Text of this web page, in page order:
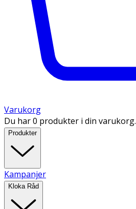
Varukorg
Du har 0 produkter i din varukorg.
Produkter
Kampanjer
Kloka Råd